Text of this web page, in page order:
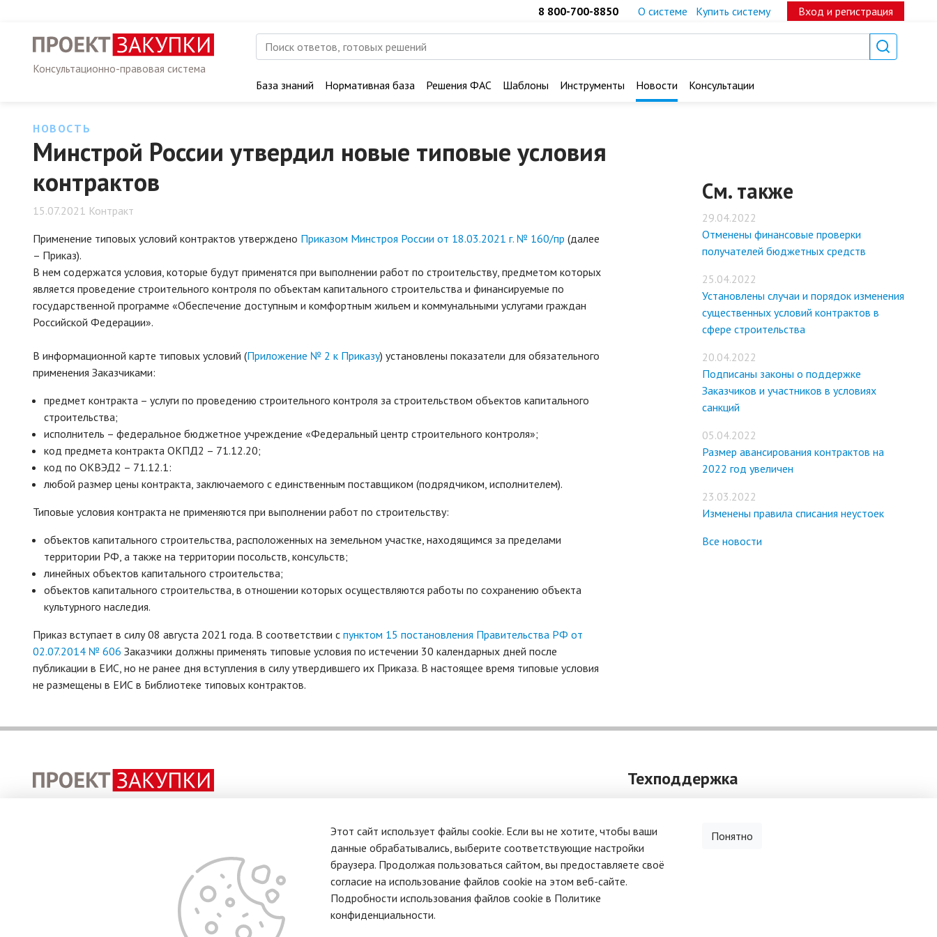
8 800-700-8850 О системе Купить систему Вход и регистрация
Консультационно-правовая система
База знаний
Нормативная база Решения ФАС Шаблоны Инструменты Новости Консультации
НОВОСТЬ
Минстрой России утвердил новые типовые условия
контрактов
15.07.2021 Контракт
Применение типовых условий контрактов утверждено Приказом Минстроя России от 18.03.2021 г. № 160/пр (далее
– Приказ).
В нем содержатся условия, которые будут применятся при выполнении работ по строительству, предметом которых
является проведение строительного контроля по объектам капитального строительства и финансируемые по
государственной программе «Обеспечение доступным и комфортным жильем и коммунальными услугами граждан
Российской Федерации».
В информационной карте типовых условий (Приложение № 2 к Приказу) установлены показатели для обязательного
применения Заказчиками:
предмет контракта – услуги по проведению строительного контроля за строительством объектов капитального
строительства;
исполнитель – федеральное бюджетное учреждение «Федеральный центр строительного контроля»;
код предмета контракта ОКПД2 – 71.12.20;
код по ОКВЭД2 – 71.12.1:
любой размер цены контракта, заключаемого с единственным поставщиком (подрядчиком, исполнителем).
Типовые условия контракта не применяются при выполнении работ по строительству:
объектов капитального строительства, расположенных на земельном участке, находящимся за пределами
территории РФ, а также на территории посольств, консульств;
линейных объектов капитального строительства;
объектов капитального строительства, в отношении которых осуществляются работы по сохранению объекта
культурного наследия.
Приказ вступает в силу 08 августа 2021 года. В соответствии с пунктом 15 постановления Правительства РФ от
02.07.2014 № 606 Заказчики должны применять типовые условия по истечении 30 календарных дней после
публикации в ЕИС, но не ранее дня вступления в силу утвердившего их Приказа. В настоящее время типовые условия
не размещены в ЕИС в Библиотеке типовых контрактов.
См. также
29.04.2022
Отменены финансовые проверки
получателей бюджетных средств
25.04.2022
Установлены случаи и порядок изменения
существенных условий контрактов в
сфере строительства
20.04.2022
Подписаны законы о поддержке
Заказчиков и участников в условиях
санкций
05.04.2022
Размер авансирования контрактов на
2022 год увеличен
23.03.2022
Изменены правила списания неустоек
Все новости
Техподдержка
Справочная информация
Задать вопрос (чат)
© ИПКУ, 2017-2026. Все права защищены
Этот сайт использует файлы cookie. Если вы не хотите, чтобы ваши
данные обрабатывались, выберите соответствующие настройки
браузера. Продолжая пользоваться сайтом, вы предоставляете своё
согласие на использование файлов cookie на этом веб-сайте.
Подробности использования файлов cookie в Политике
конфиденциальности.
Понятно